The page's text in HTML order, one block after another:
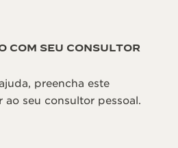
COM SEU CONSULTOR
preencha este
seu consultor pessoal.